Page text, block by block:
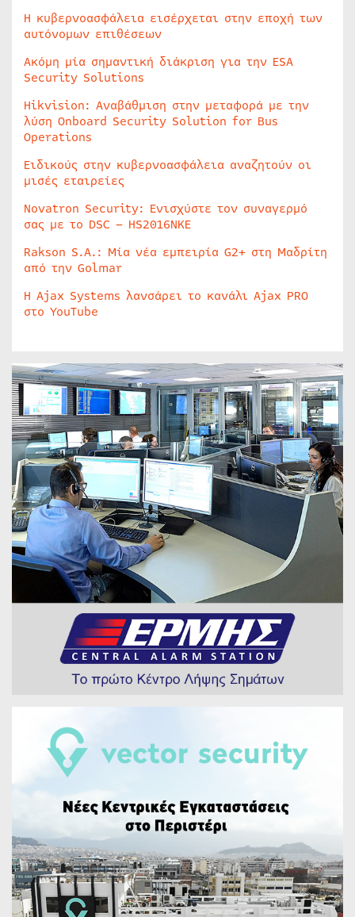
Η κυβερνοασφάλεια εισέρχεται στην εποχή των
αυτόνομων επιθέσεων
Ακόμη μία σημαντική διάκριση για την ESA
Security Solutions
Hikvision: Αναβάθμιση στην μεταφορά με την
λύση Onboard Security Solution for Bus
Operations
Ειδικούς στην κυβερνοασφάλεια αναζητούν οι
μισές εταιρείες
Novatron Security: Ενισχύστε τον συναγερμό
σας με το DSC – HS2016NKE
Rakson S.A.: Μία νέα εμπειρία G2+ στη Μαδρίτη
από την Golmar
Η Ajax Systems λανσάρει το κανάλι Ajax PRO
στο YouTube